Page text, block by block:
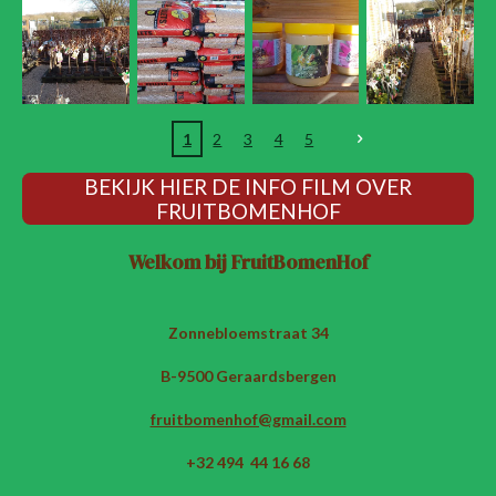
1 2 3 4 5
BEKIJK HIER DE INFO FILM OVER
FRUITBOMENHOF
Welkom bij FruitBomenHof
Zonnebloemstraat 34
B-9500 Geraardsbergen
fruitbomenhof@gmail.com
+32 494 44 16 68